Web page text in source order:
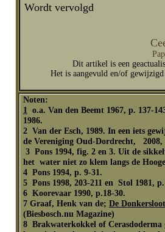
Wordt vervolgd
Dit artikel is een
Het is aangevuld en/of
Noten:
1
o.a. Van den Beemt 1967, p. 137-
1986.
2 Van der Esch, 1989. In een iets
de Vereniging Oud-
3 Pons 1994, fig. 2 en 3. Uit de
het water niet zo klem langs de
4 Pons 1994, p. 9-31.
5 Pons 1998, 203-211 en Stol 1981,
6 Koorevaar 1990, p.18-30.
7 Graaf, Henk van de; De
(Biesbosch.nu Magazine)
8 Brakwaterkokkel of